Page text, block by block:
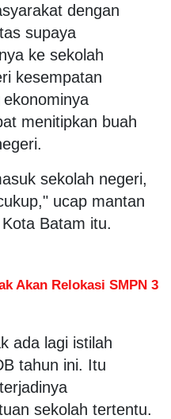
dengan
supaya
ke sekolah
kesempatan
menitipkan buah
sekolah negeri,
ucap mantan
Batam itu.
Akan Relokasi SMPN 3
ada lagi istilah
tahun ini. Itu
sekolah tertentu.